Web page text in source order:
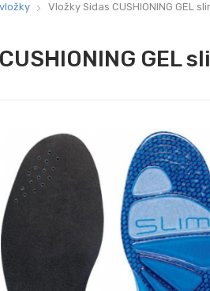
Vložky Sidas CUSHIONING GEL
GEL